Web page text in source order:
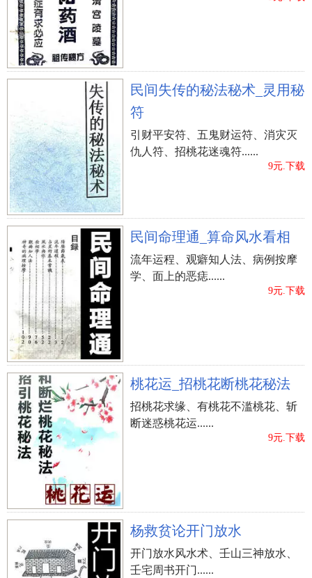
民间失传的秘法秘术_灵用秘
符
引财平安符、五鬼财运符、消灾灭
仇人符、招桃花迷魂符......
9元.下载
民间命理通_算命风水看相
流年运程、观癖知人法、病例按摩
学、面上的恶痣......
9元.下载
桃花运_招桃花断桃花秘法
招桃花求缘、有桃花不滥桃花、斩
断迷惑桃花运......
9元.下载
杨救贫论开门放水
开门放水风水术、壬山三神放水、
壬宅周书开门......